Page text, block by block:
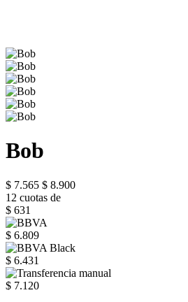
Bob
$ 7.565 $ 8.900
12 cuotas de
$ 631
$ 6.809
$ 6.431
$ 7.120